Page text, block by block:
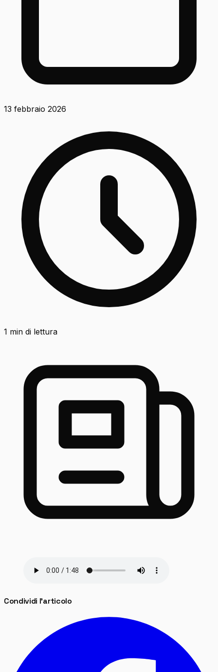
13 febbraio 2026
1 min di lettura
Condividi l'articolo